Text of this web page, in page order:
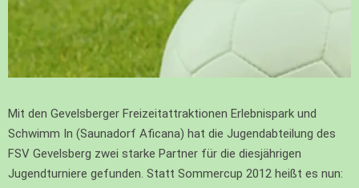
Mit den Gevelsberger Freizeitattraktionen Erlebnispark und
Schwimm In (Saunadorf Aficana) hat die Jugendabteilung des
FSV Gevelsberg zwei starke Partner für die diesjährigen
Jugendturniere gefunden. Statt Sommercup 2012 heißt es nun: